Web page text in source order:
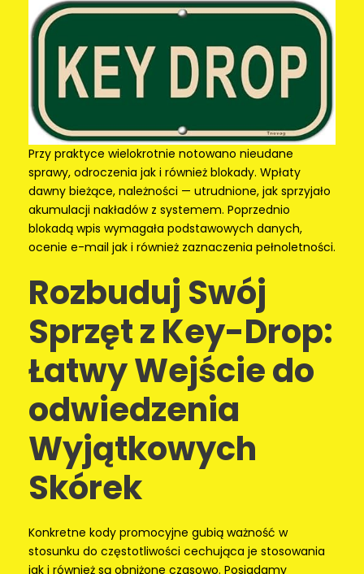
Przy praktyce wielokrotnie notowano nieudane
sprawy, odroczenia jak i również blokady. Wpłaty
dawny bieżące, należności — utrudnione, jak sprzyjało
akumulacji nakładów z systemem. Poprzednio
blokadą wpis wymagała podstawowych danych,
ocenie e-mail jak i również zaznaczenia pełnoletności.
Rozbuduj Swój
Sprzęt z Key-Drop:
Łatwy Wejście do
odwiedzenia
Wyjątkowych
Skórek
Konkretne kody promocyjne gubią ważność w
stosunku do częstotliwości cechująca je stosowania
jak i również są obniżone czasowo. Posiadamy